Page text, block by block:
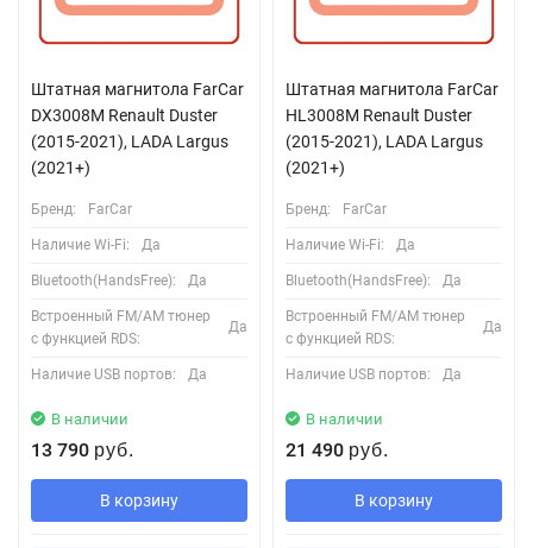
Штатная магнитола FarCar
DX3008M Renault Duster
(2015-2021), LADA Largus
(2021+)
Бренд: FarCar
Наличие Wi-Fi: Да
Bluetooth(HandsFree): Да
Встроенный FM/AM тюнер
с функцией RDS:
Да
Наличие USB портов: Да
В наличии
13 790 руб.
В корзину
Штатная магнитола FarCar
HL3008M Renault Duster
(2015-2021), LADA Largus
(2021+)
Бренд: FarCar
Наличие Wi-Fi: Да
Bluetooth(HandsFree): Да
Встроенный FM/AM тюнер
с функцией RDS:
Да
Наличие USB портов: Да
В наличии
21 490 руб.
В корзину